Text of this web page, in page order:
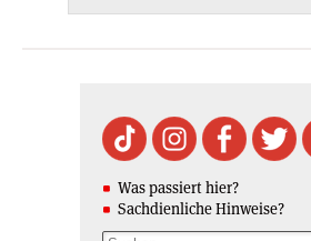
Was passiert hier?
Sachdienliche Hinweise?